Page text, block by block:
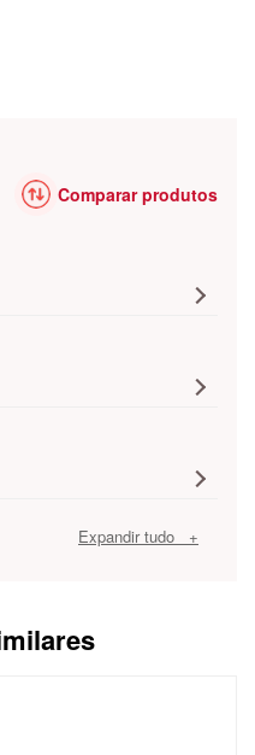
Comparar produtos
Expandir tudo +